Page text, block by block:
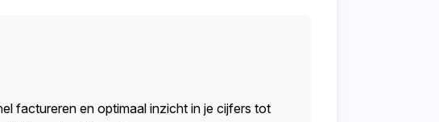
factureren en optimaal inzicht in je cijfers tot